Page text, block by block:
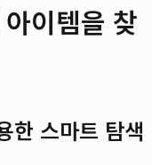
이템을 찾
한 스마트 탐색